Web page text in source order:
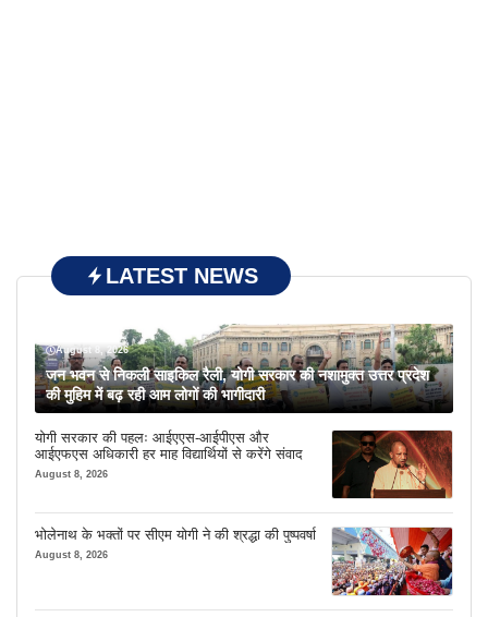
LATEST NEWS
August 8, 2026
जन भवन से निकली साइकिल रैली, योगी सरकार की नशामुक्त उत्तर प्रदेश
की मुहिम में बढ़ रही आम लोगों की भागीदारी
योगी सरकार की पहलः आईएएस-आईपीएस और
आईएफएस अधिकारी हर माह विद्यार्थियों से करेंगे संवाद
August 8, 2026
भोलेनाथ के भक्तों पर सीएम योगी ने की श्रद्धा की पुष्पवर्षा
August 8, 2026